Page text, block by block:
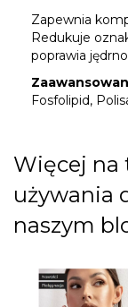
Zapewnia
Redukuje
poprawia
Fosfolipid,
Więcej na
używania
naszym